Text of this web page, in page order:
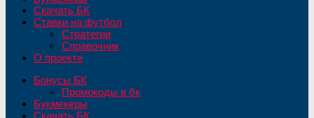
Скачать БК
Ставки на футбол
Стратегии
Справочник
О проекте
Бонусы БК
Промокоды в бк
Букмекеры